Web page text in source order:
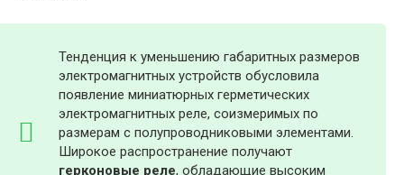
Тенденция к уменьшению габаритных размеров
электромагнитных устройств обусловила
появление миниатюрных герметических
электромагнитных реле, соизмеримых по
размерам с полупроводниковыми элементами.
Широкое распространение получают
герконовые реле, обладающие высоким